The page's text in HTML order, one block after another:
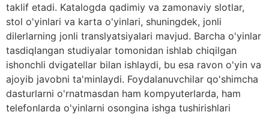
taklif etadi. Katalogda qadimiy va zamonaviy slotlar,
stol o'yinlari va karta o'yinlari, shuningdek, jonli
dilerlarning jonli translyatsiyalari mavjud. Barcha o'yinlar
tasdiqlangan studiyalar tomonidan ishlab chiqilgan
ishonchli dvigatellar bilan ishlaydi, bu esa ravon o'yin va
ajoyib javobni ta'minlaydi. Foydalanuvchilar qo'shimcha
dasturlarni o'rnatmasdan ham kompyuterlarda, ham
telefonlarda o'yinlarni osongina ishga tushirishlari